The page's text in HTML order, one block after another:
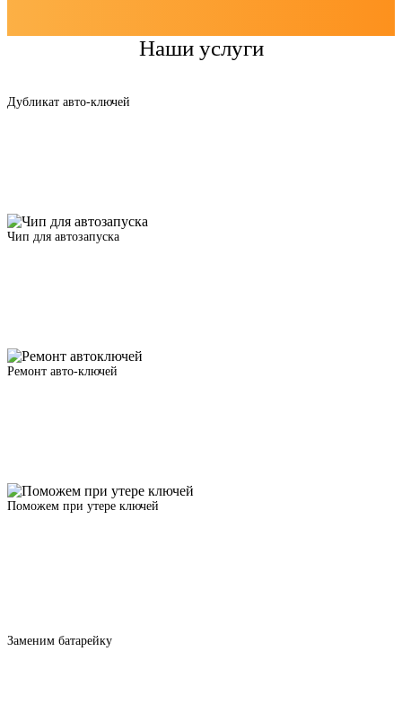
Наши услуги
Дубликат авто-ключей
Чип для автозапуска
Ремонт авто-ключей
Поможем при утере ключей
Заменим батарейку